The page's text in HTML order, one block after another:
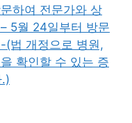
하여 전문가와 상
5월 24일부터 방문
(법 개정으로 병원,
확인할 수 있는 증